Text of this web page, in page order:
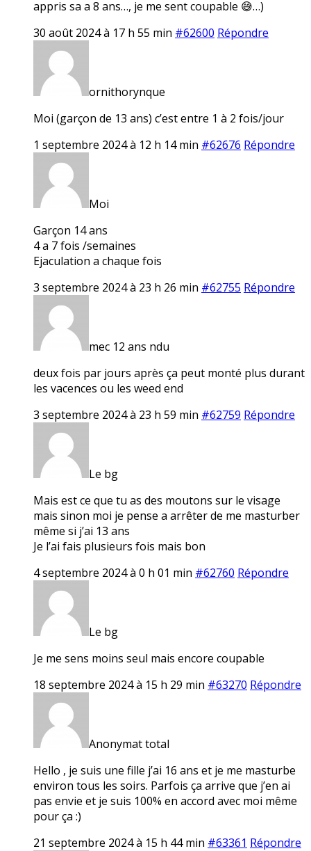
appris sa a 8 ans…, je me sent coupable 😅…)
30 août 2024 à 17 h 55 min #62600 Répondre
ornithorynque
Moi (garçon de 13 ans) c’est entre 1 à 2 fois/jour
1 septembre 2024 à 12 h 14 min #62676 Répondre
Moi
Garçon 14 ans
4 a 7 fois /semaines
Ejaculation a chaque fois
3 septembre 2024 à 23 h 26 min #62755 Répondre
mec 12 ans ndu
deux fois par jours après ça peut monté plus durant
les vacences ou les weed end
3 septembre 2024 à 23 h 59 min #62759 Répondre
Le bg
Mais est ce que tu as des moutons sur le visage
mais sinon moi je pense a arrêter de me masturber
même si j’ai 13 ans
Je l’ai fais plusieurs fois mais bon
4 septembre 2024 à 0 h 01 min #62760 Répondre
Le bg
Je me sens moins seul mais encore coupable
18 septembre 2024 à 15 h 29 min #63270 Répondre
Anonymat total
Hello , je suis une fille j’ai 16 ans et je me masturbe
environ tous les soirs. Parfois ça arrive que j’en ai
pas envie et je suis 100% en accord avec moi même
pour ça :)
21 septembre 2024 à 15 h 44 min #63361 Répondre